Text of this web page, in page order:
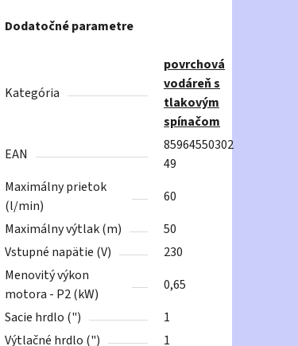
Dodatočné parametre
Kategória
povrchová
vodáreň s
tlakovým
spínačom
EAN
85964550302
49
Maximálny prietok
(l/min)
60
Maximálny výtlak (m)
50
Vstupné napätie (V)
230
Menovitý výkon
motora - P2 (kW)
0,65
Sacie hrdlo (")
1
Výtlačné hrdlo (")
1